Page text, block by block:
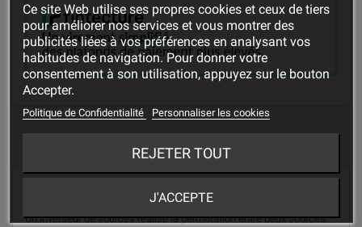
Commutateur modulaire 2P 25A
Un inverseur de sources réalise la permutation entre deux sources
Ce site Web utilise ses propres cookies et ceux de tiers
pour améliorer nos services et vous montrer des
publicités liées à vos préférences en analysant vos
habitudes de navigation. Pour donner votre
consentement à son utilisation, appuyez sur le bouton
Accepter.
Politique de Confidentialité Personnaliser les cookies
REJETER TOUT
J'ACCEPTE